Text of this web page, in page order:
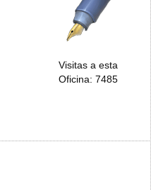
Visitas a esta
Oficina: 7485